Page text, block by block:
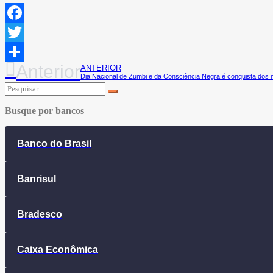
Facebook
Twitter
Share
AnteriorANTERIOR
Dia Nacional de Zumbi e da Consciência Negra é conquista dos
Busque por bancos
Banco do Brasil
Banrisul
Bradesco
Caixa Econômica